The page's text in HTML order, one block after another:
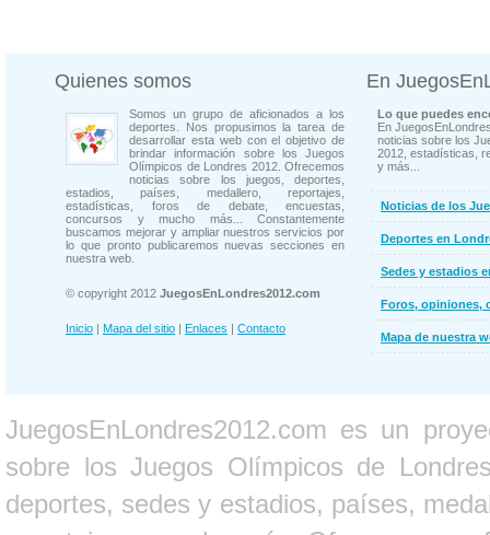
Quienes somos
Somos un grupo de aficionados a los
deportes. Nos propusimos la tarea de
desarrollar esta web con el objetivo de
brindar información sobre los Juegos
Olímpicos de Londres 2012. Ofrecemos
noticias sobre los juegos, deportes,
estadios, países, medallero, reportajes,
estadísticas, foros de debate, encuestas,
concursos y mucho más... Constantemente
buscamos mejorar y ampliar nuestros servicios por
lo que pronto publicaremos nuevas secciones en
nuestra web.
© copyright 2012 JuegosEnLondres2012.com
Inicio | Mapa del sitio | Enlaces | Contacto
En
Lo que puedes
En
noticias sobre los
2012, estadísticas,
y más...
Noticias de los
Deportes en
Sedes y estadios
Foros, opiniones,
Mapa de nuestra
JuegosEnLondres2012.com es un
sobre los Juegos Olímpicos de
deportes, sedes y estadios, países,